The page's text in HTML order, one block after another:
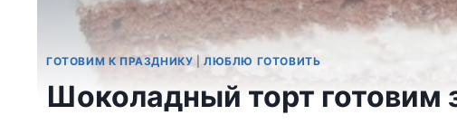
ГОТОВИМ К ПРАЗДНИКУ |ЛЮБЛЮ ГОТОВИТЬ
Шоколадный торт готовим